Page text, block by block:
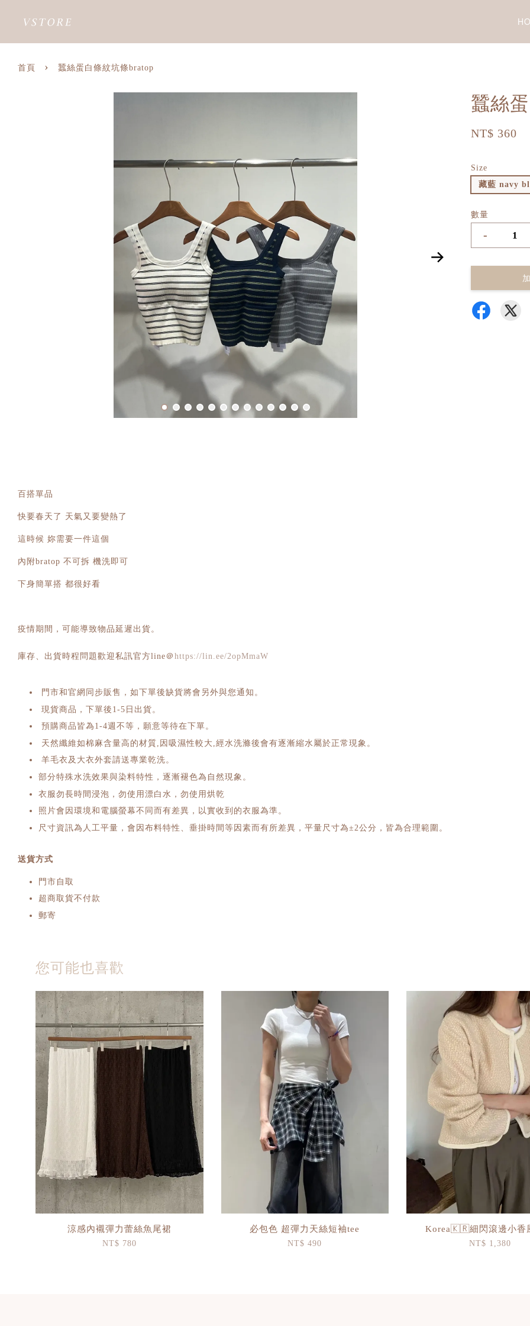
首頁 › 蠶絲蛋白條紋坑條bratop
蠶絲
NT$ 360
Size
藏藍 navy
數量
-
百搭單品
快要春天了 天氣又要變熱了
這時候 妳需要一件這個
內附bratop 不可拆 機洗即可
下身簡單搭 都很好看
疫情期間，可能導致物品延遲出貨。
庫存、出貨時程問題歡迎私訊官方line＠ https://lin.ee/2opMmaW
門市和官網同步販售，如下單後缺貨將會另外與您通知。
現貨商品，下單後1-5日出貨。
預購商品皆為1-4週不等，願意等待在下單。
天然纖維如棉麻含量高的材質,因吸濕性較大,經水洗滌後會有逐漸縮水屬於正常現象。
羊毛衣及大衣外套請送專業乾洗。
部分特殊水洗效果與染料特性，逐漸褪色為自然現象。
衣服勿長時間浸泡，勿使用漂白水，勿使用烘乾
照片會因環境和電腦螢幕不同而有差異，以實收到的衣服為準。
尺寸資訊為人工平量，會因布料特性、垂掛時間等因素而有所差異，平量尺寸為±2公分，皆為合理範圍。
送貨方式
門市自取
超商取貨不付款
郵寄
您可能也喜歡
涼感內襯彈力蕾絲魚尾裙
NT$ 780
必包色 超彈力天絲短袖tee
NT$ 490
Korea🇰🇷細閃滾邊小香
NT$ 1,380